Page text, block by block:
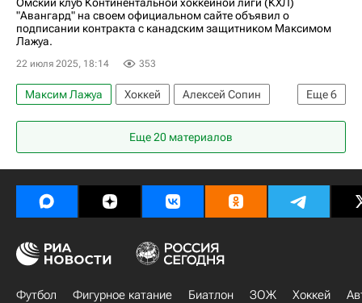
"Авангард" на своем официальном сайте объявил о
подписании контракта с канадским защитником Максимом
Лажуа.
22 июля 2025, 18:14 353
Еще6
Максим Лажуа Хоккей
Алексей Сопин
Авангард
Оттава Сенаторз
Каролина Харрикейнз
КХЛ 2025-2026
Национальная хоккейная лига (НХЛ)
Спорт
Еще 20 материалов
Футбол Фигурное катание Биатлон ЗОЖ Хоккей